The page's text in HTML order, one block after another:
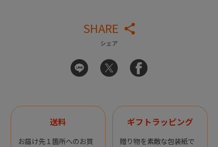
SHARE
シェア
送料
お届け先１箇所へのお買
ギフトラッピング
贈り物を素敵な包装紙で